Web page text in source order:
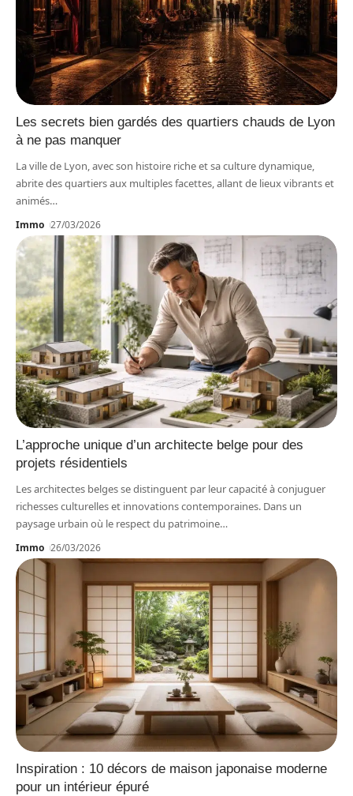
Les secrets bien gardés des quartiers chauds de Lyon
à ne pas manquer
La ville de Lyon, avec son histoire riche et sa culture dynamique,
abrite des quartiers aux multiples facettes, allant de lieux vibrants et
animés…
Immo 27/03/2026
L’approche unique d’un architecte belge pour des
projets résidentiels
Les architectes belges se distinguent par leur capacité à conjuguer
richesses culturelles et innovations contemporaines. Dans un
paysage urbain où le respect du patrimoine…
Immo 26/03/2026
Inspiration : 10 décors de maison japonaise moderne
pour un intérieur épuré